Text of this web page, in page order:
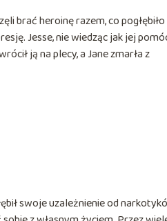
brać heroinę razem, co
Jesse, nie wiedząc jak jej
ją na plecy, a Jane zmarła z
swoje uzależnienie od